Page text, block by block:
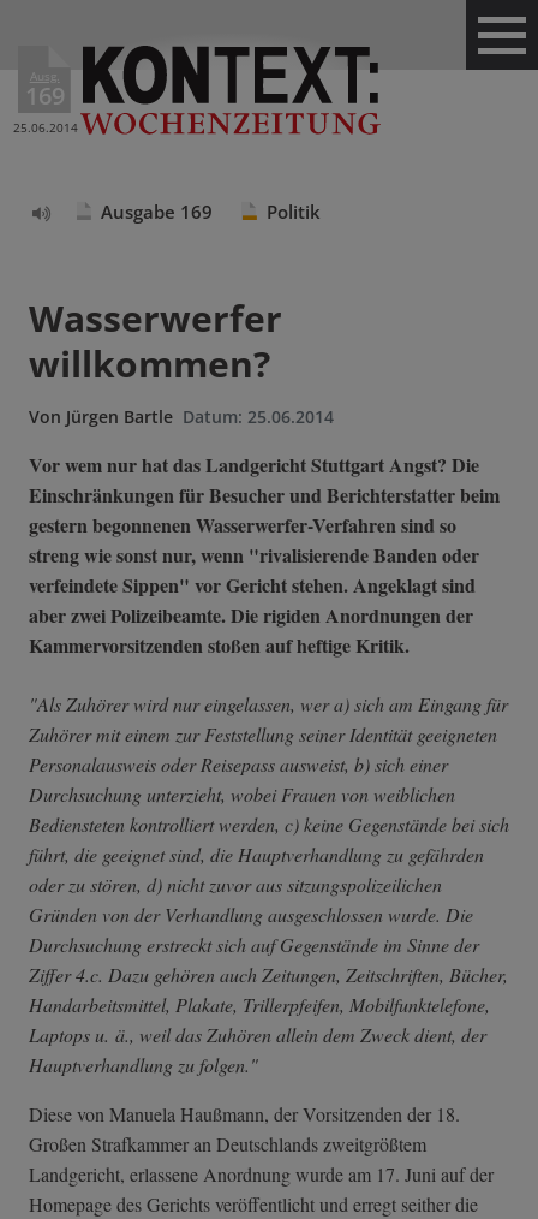
Ausg.
169
25.06.2014
Ausgabe 169 Politik
Wasserwerfer
willkommen?
Von Jürgen Bartle Datum: 25.06.2014
Vor wem nur hat das Landgericht Stuttgart Angst? Die
Einschränkungen für Besucher und Berichterstatter beim
gestern begonnenen Wasserwerfer-Verfahren sind so
streng wie sonst nur, wenn "rivalisierende Banden oder
verfeindete Sippen" vor Gericht stehen. Angeklagt sind
aber zwei Polizeibeamte. Die rigiden Anordnungen der
Kammervorsitzenden stoßen auf heftige Kritik.
"Als Zuhörer wird nur eingelassen, wer a) sich am Eingang für
Zuhörer mit einem zur Feststellung seiner Identität geeigneten
Personalausweis oder Reisepass ausweist, b) sich einer
Durchsuchung unterzieht, wobei Frauen von weiblichen
Bediensteten kontrolliert werden, c) keine Gegenstände bei sich
führt, die geeignet sind, die Hauptverhandlung zu gefährden
oder zu stören, d) nicht zuvor aus sitzungspolizeilichen
Gründen von der Verhandlung ausgeschlossen wurde. Die
Durchsuchung erstreckt sich auf Gegenstände im Sinne der
Ziffer 4.c. Dazu gehören auch Zeitungen, Zeitschriften, Bücher,
Handarbeitsmittel, Plakate, Trillerpfeifen, Mobilfunktelefone,
Laptops u. ä., weil das Zuhören allein dem Zweck dient, der
Hauptverhandlung zu folgen."
Diese von Manuela Haußmann, der Vorsitzenden der 18.
Großen Strafkammer an Deutschlands zweitgrößtem
Landgericht, erlassene Anordnung wurde am 17. Juni auf der
Homepage des Gerichts veröffentlicht und erregt seither die